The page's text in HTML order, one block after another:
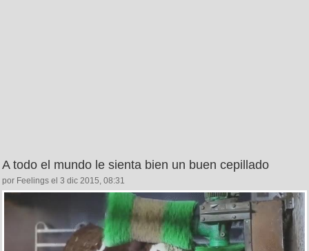
A todo el mundo le sienta bien un buen cepillado
por Feelings el 3 dic 2015, 08:31